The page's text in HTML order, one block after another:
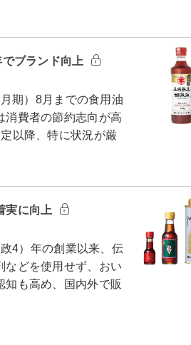
ブランド向上
期）8月までの食用油
消費者の節約志向が高
以降、特に状況が厳
に向上
4）年の創業以来、伝
などを使用せず、おい
知も高め、国内外で販